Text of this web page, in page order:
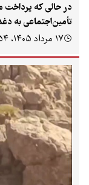
در حالی که پرداخت
تأمین‌اجتماعی به
تأمین این مبلغ
جریان است، اما
۱۷ مرداد ۱۴۰۵، ۹:۵۴